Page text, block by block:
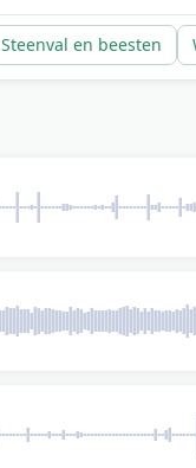
Steenval en beesten